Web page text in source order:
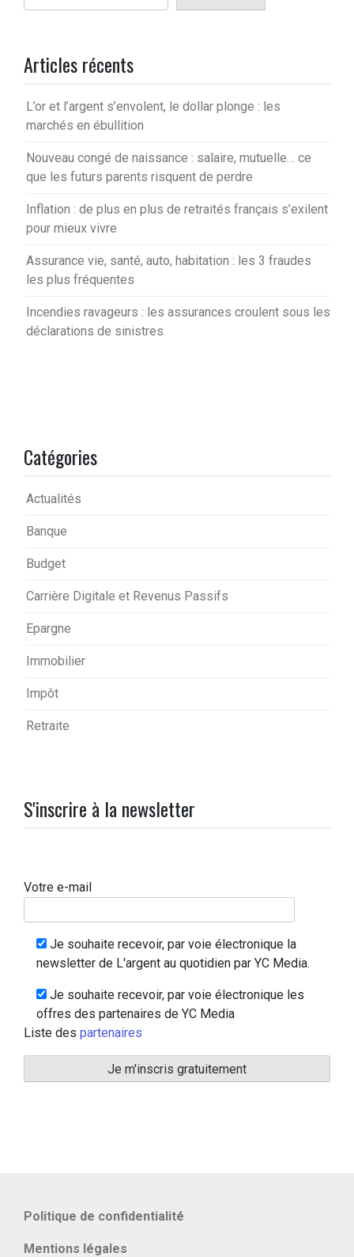
Articles récents
L’or et l’argent s’envolent, le dollar plonge : les
marchés en ébullition
Nouveau congé de naissance : salaire, mutuelle… ce
que les futurs parents risquent de perdre
Inflation : de plus en plus de retraités français s’exilent
pour mieux vivre
Assurance vie, santé, auto, habitation : les 3 fraudes
les plus fréquentes
Incendies ravageurs : les assurances croulent sous les
déclarations de sinistres
Catégories
Actualités
Banque
Budget
Carrière Digitale et Revenus Passifs
Epargne
Immobilier
Impôt
Retraite
S'inscrire à la newsletter
Votre e-mail
Je souhaite recevoir, par voie électronique la
newsletter de L'argent au quotidien par YC Media.
Je souhaite recevoir, par voie électronique les
offres des partenaires de YC Media
Liste des partenaires
Politique de confidentialité
Mentions légales